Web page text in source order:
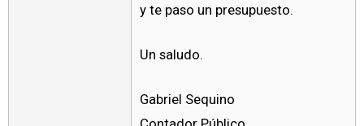
y te paso un presupuesto.
Un saludo.
Gabriel Sequino